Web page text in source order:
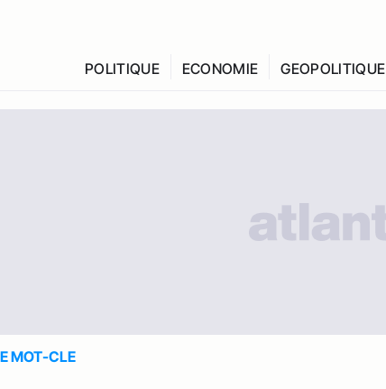
POLITIQUE ECONOMIE GEOPOLITIQUE
MOT-CLE